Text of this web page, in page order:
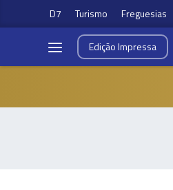
D7 Turismo Freguesias
EdiçãoImpressa